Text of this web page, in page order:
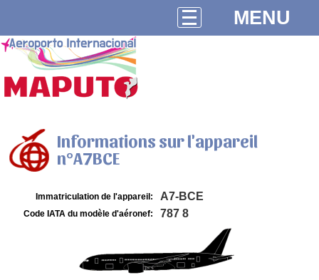
MENU
Informations sur l'appareil
n°A7BCE
Immatriculation de l'appareil: A7-BCE
Code IATA du modèle d'aéronef: 787 8